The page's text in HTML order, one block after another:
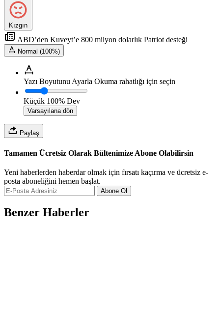
Kızgın
ABD’den Kuveyt’e 800 milyon dolarlık Patriot desteği
Normal (100%)
Yazı Boyutunu Ayarla Okuma rahatlığı için seçin
Küçük 100% Dev
Varsayılana dön
Paylaş
Tamamen Ücretsiz Olarak Bültenimize Abone Olabilirsin
Yeni haberlerden haberdar olmak için fırsatı kaçırma ve ücretsiz e-
posta aboneliğini hemen başlat.
Abone Ol
Benzer Haberler